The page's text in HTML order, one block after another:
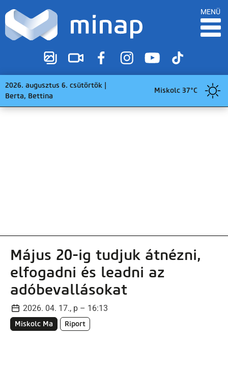
MENÜ
2026. augusztus 6. csütörtök |
Berta, Bettina
Miskolc 37°C
Május 20-ig tudjuk átnézni,
elfogadni és leadni az
adóbevallásokat
2026. 04. 17., p – 16:13
Miskolc Ma Riport